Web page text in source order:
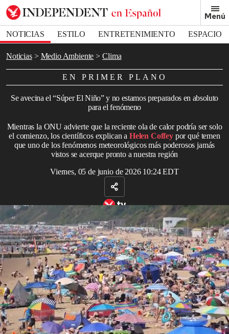
Menú
NOTICIAS ESTILO ENTRETENIMIENTO
ESPACIO
DEPORTES
Noticias Medio Ambiente Clima
EN PRIMER PLANO
Se avecina el “Súper El Niño” y no estamos preparados en absoluto
para el fenómeno
Mientras la ONU advierte que la reciente ola de calor podría ser solo
el comienzo, los científicos explican a Helen Coffeypor qué temen
que uno de los fenómenos meteorológicos más poderosos jamás
vistos se acerque pronto a nuestra región
Viernes, 05 de junio de 2026 10:24 EDT
Bookmark popover
Removed from bookmarks
Close popover
La gente disfruta del sol en la playa de Bournemouth
Read in English
“Sin duda, algo se avecina. Tenemos mucha confianza en ello, y
parece queserá un gran acontecimiento”.
Adam Scaife, jefe de predicción a largo plazo de la Oficina
Meteorológica del Reino Unido, hizo recientemente esta
declaración un tanto inquietante. Hablaba del posible fenómeno de
El Niñoque se aproxima —posiblemente tan intenso que podría
clasificarse como un “SúperEl Niño”— y advirtió que podría
“incluso alcanzar una intensidad récord”.